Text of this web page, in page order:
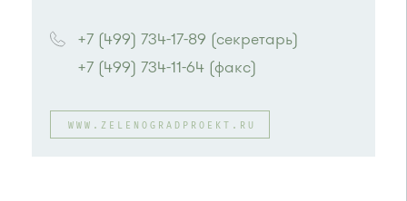
Автобусы № 400, 400э
или до остановки "Дом быта":
Автобусы № 1, 3, 8, 11, 19, 29, 32. Маршрутки
+7 (499) 734-17-89 (секретарь)
+7 (499) 734-11-64 (факс)
WWW.ZELENOGRADPROEKT.RU